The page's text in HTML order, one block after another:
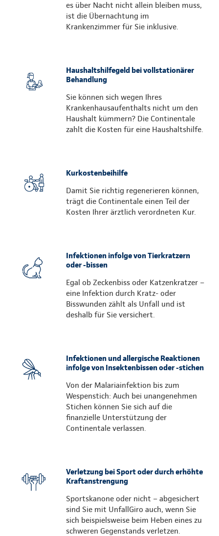
es über Nacht nicht allein bleiben muss,
ist die Übernachtung im
Krankenzimmer für Sie inklusive.
Haushaltshilfegeld bei vollstationärer
Behandlung
Sie können sich wegen Ihres
Krankenhausaufenthalts nicht um den
Haushalt kümmern? Die Continentale
zahlt die Kosten für eine Haushaltshilfe.
Kurkostenbeihilfe
Damit Sie richtig regenerieren können,
trägt die Continentale einen Teil der
Kosten Ihrer ärztlich verordneten Kur.
Infektionen infolge von Tierkratzern
oder -bissen
Egal ob Zeckenbiss oder Katzenkratzer –
eine Infektion durch Kratz- oder
Bisswunden zählt als Unfall und ist
deshalb für Sie versichert.
Infektionen und allergische Reaktionen
infolge von Insektenbissen oder -stichen
Von der Malariainfektion bis zum
Wespenstich: Auch bei unangenehmen
Stichen können Sie sich auf die
finanzielle Unterstützung der
Continentale verlassen.
Verletzung bei Sport oder durch erhöhte
Kraftanstrengung
Sportskanone oder nicht – abgesichert
sind Sie mit UnfallGiro auch, wenn Sie
sich beispielsweise beim Heben eines zu
schweren Gegenstands verletzen.